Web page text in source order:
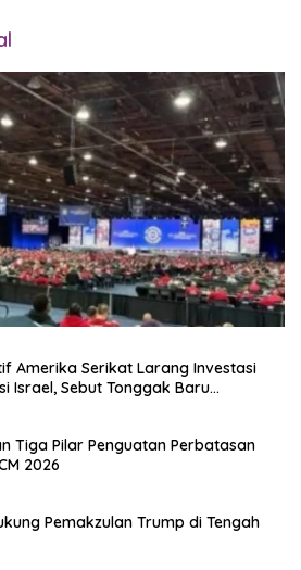
Amerika Serikat Larang Investasi
Israel, Sebut Tonggak Baru
Tiga Pilar Penguatan Perbatasan
2026
Pemakzulan Trump di Tengah